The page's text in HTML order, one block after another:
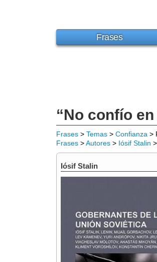
Frases
“No confío
Frases > Temas > Confianza >
Frases >Autores > Iósif Stalin
Iósif Stalin